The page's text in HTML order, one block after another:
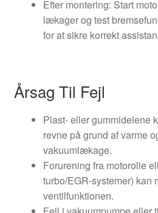
Efter montering: Start
lækager og test
for at sikre korrekt
Årsag Til Fejl
Plast- eller gummidelene
revne på grund af varme
vakuumlækage.
Forurening fra motorolie
turbo/EGR-systemer)
ventilfunktionen.